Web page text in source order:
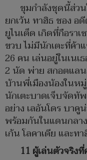
ขุมกำลังชุดนี้ส่ว
ยกเว้น ทาฮิธ ชอง อ
ยูไนเต็ด เกิดที่กือรา
ขวบ ไม่มีนักเตะที่ค้า
26 คน เล่นอยู่ในเนเ
2 นัด พ่าย สกอตแล
บ้านพี่เมืองน้องในห
นักเตะบาดเจ็บจัดทั
อย่าง เลอันโดร บา
พร้อมกันในแดนกลา
เก้น โลคาเดีย และท
11 ผู้เล่นตัวจริง